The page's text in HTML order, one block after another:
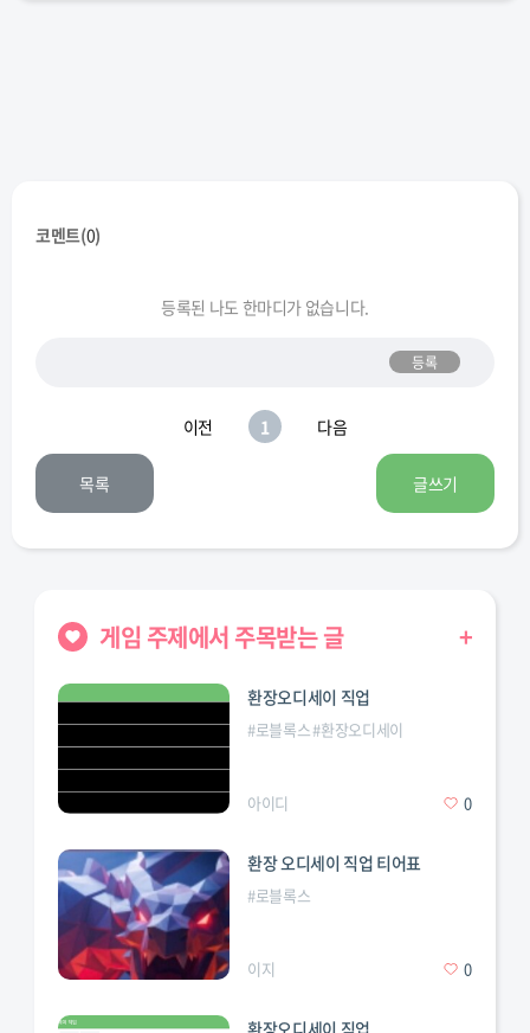
코멘트(0)
등록된 나도 한마디가 없습니다.
등록
이전 1 다음
목록 글쓰기
게임 주제에서 주목받는 글 +
환장오디세이 직업
#로블록스#환장오디세이
아이디 0
환장 오디세이 직업 티어표
#로블록스
이지 0
환장오디세이 직업